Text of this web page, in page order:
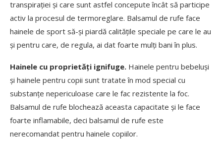
transpirației și care sunt astfel concepute încât să participe
activ la procesul de termoreglare. Balsamul de rufe face
hainele de sport să-și piardă calitățile speciale pe care le au
și pentru care, de regula, ai dat foarte mulți bani în plus.
Hainele cu proprietăți ignifuge. Hainele pentru bebeluși
și hainele pentru copii sunt tratate în mod special cu
substanțe nepericuloase care le fac rezistente la foc.
Balsamul de rufe blochează aceasta capacitate și le face
foarte inflamabile, deci balsamul de rufe este
nerecomandat pentru hainele copiilor.